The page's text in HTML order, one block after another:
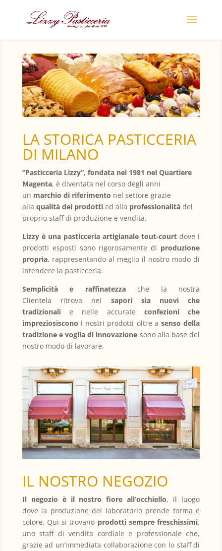
LA STORICA PASTICCERIA
DI MILANO
“Pasticceria Lizzy”, fondata nel 1981 nel Quartiere
Magenta, è diventata nel corso degli anni
un marchio di riferimento nel settore grazie
alla qualità dei prodotti ed alla professionalità del
proprio staff di produzione e vendita.
Lizzy è una pasticceria artigianale tout-court dove i
prodotti esposti sono rigorosamente di produzione
propria, rappresentando al meglio il nostro modo di
intendere la pasticceria.
Semplicità e raffinatezza
che la nostra
Clientela ritrova nei
sapori sia nuovi che
tradizionali
e nelle accurate
confezioni che
impreziosiscono i nostri prodotti oltre a senso della
tradizione e voglia di innovazione sono alla base del
nostro modo di lavorare.
IL NOSTRO NEGOZIO
Il negozio è il nostro fiore all’occhiello, il luogo
dove la produzione del laboratorio prende forma e
colore. Qui si trovano prodotti sempre freschissimi,
uno staff di vendita cordiale e professionale che,
grazie ad un’immediata collaborazione con lo staff di